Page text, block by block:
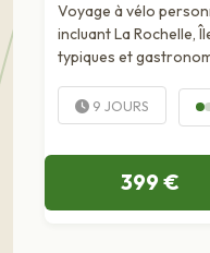
Voyage à vélo
incluant La Rochelle,
typiques et
Pino et découvrez
Charente-Maritime
9 JOURS
399 €